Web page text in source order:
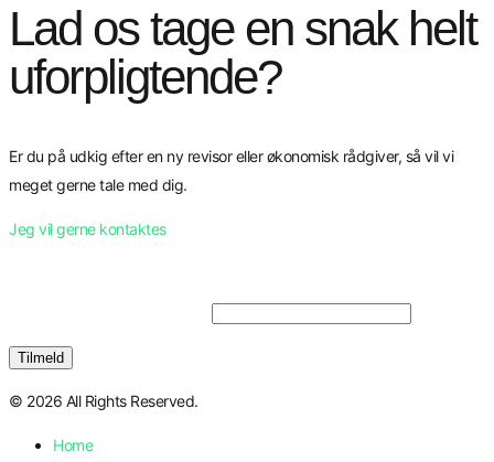
Lad os tage en snak helt
uforpligtende?
Er du på udkig efter en ny revisor eller økonomisk rådgiver, så vil vi
meget gerne tale med dig.
Jeg vil gerne kontaktes
© 2026 All Rights Reserved.
Home